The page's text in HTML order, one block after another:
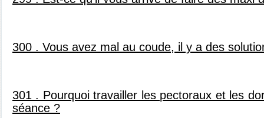
300 . Vous avez mal au coude, il y a des
301 . Pourquoi travailler les pectoraux et les
séance ?